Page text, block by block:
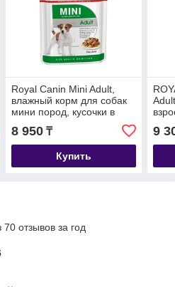
Royal Canin Mini Adult,
влажный корм для собак
мини пород, кусочки в
соусе, уп.12*85гр.
8 950₸
Купить
1,5
9
отзывов за год